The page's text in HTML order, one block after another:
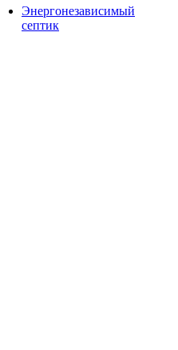
Энергонезависимый
септик